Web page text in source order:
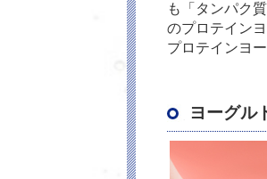
も「タンパク
のプロテイン
プロテインヨ
ヨーグル